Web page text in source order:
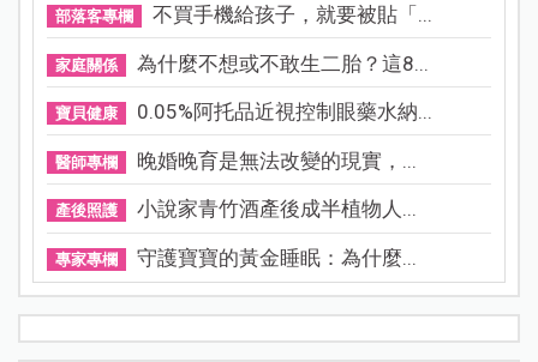
部落客專欄 不買手機給孩子，就要被貼「...
家庭關係 為什麼不想或不敢生二胎？這8...
寶貝健康 0.05%阿托品近視控制眼藥水納...
醫師專欄 晚婚晚育是無法改變的現實，...
產後照護 小說家青竹酒產後成半植物人...
專家專欄 守護寶寶的黃金睡眠：為什麼...